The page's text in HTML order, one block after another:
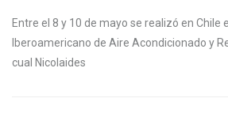
Entre el 8 y 10 de mayo se realizó en Chile
Iberoamericano de Aire Acondicionado y
cual Nicolaides